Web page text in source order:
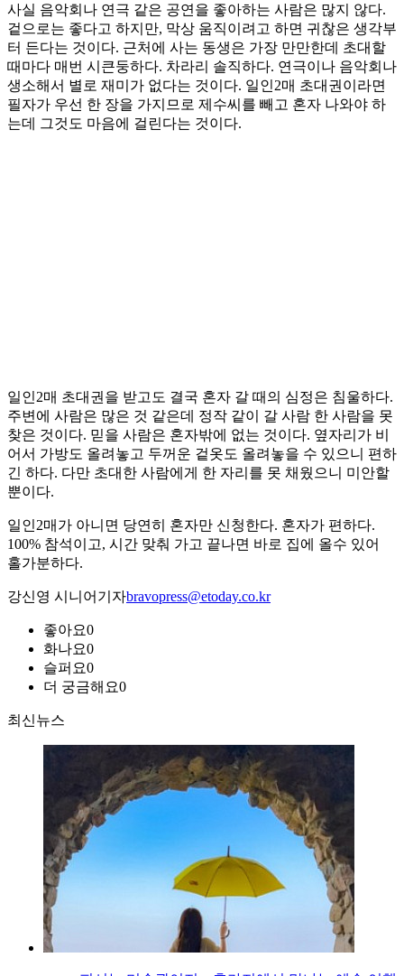
사실 음악회나 연극 같은 공연을 좋아하는 사람은 많지 않다.
겉으로는 좋다고 하지만, 막상 움직이려고 하면 귀찮은 생각부
터 든다는 것이다. 근처에 사는 동생은 가장 만만한데 초대할
때마다 매번 시큰둥하다. 차라리 솔직하다. 연극이나 음악회나
생소해서 별로 재미가 없다는 것이다. 일인2매 초대권이라면
필자가 우선 한 장을 가지므로 제수씨를 빼고 혼자 나와야 하
는데 그것도 마음에 걸린다는 것이다.
일인2매 초대권을 받고도 결국 혼자 갈 때의 심정은 침울하다.
주변에 사람은 많은 것 같은데 정작 같이 갈 사람 한 사람을 못
찾은 것이다. 믿을 사람은 혼자밖에 없는 것이다. 옆자리가 비
어서 가방도 올려놓고 두꺼운 겉옷도 올려놓을 수 있으니 편하
긴 하다. 다만 초대한 사람에게 한 자리를 못 채웠으니 미안할
뿐이다.
일인2매가 아니면 당연히 혼자만 신청한다. 혼자가 편하다.
100% 참석이고, 시간 맞춰 가고 끝나면 바로 집에 올수 있어
홀가분하다.
강신영 시니어기자bravopress@etoday.co.kr
좋아요0
화나요0
슬퍼요0
더 궁금해요0
최신뉴스